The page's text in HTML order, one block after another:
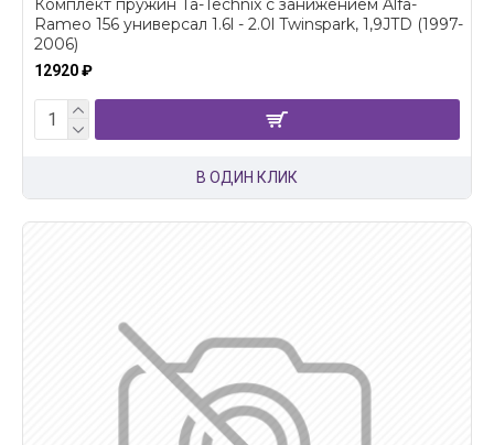
Комплект пружин Ta-Technix с занижением Alfa-
Rameo 156 универсал 1.6l - 2.0l Twinspark, 1,9JTD (1997-
2006)
12920 ₽
В ОДИН КЛИК